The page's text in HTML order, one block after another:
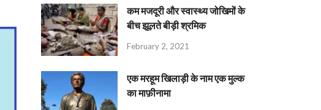
कम मजदूरी और स्वास्थ्य जोखिमों के
बीच झूलते बीड़ी श्रमिक
February 2, 2021
एक मरहूम खिलाड़ी के नाम एक मुल्क
का माफ़ीनामा